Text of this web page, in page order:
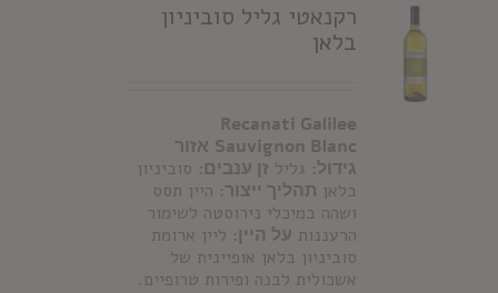
רקנאטי גליל סוביניון
בלאן
Recanati Galilee
Sauvignon Blanc אזור
גידול: גליל זן ענבים: סוביניון
בלאן תהליך ייצור: היין תסס
ושהה במיכלי נירוסטה לשימור
הרעננות על היין: ליין ארומת
סוביניון בלאן אופיינית של
אשכולית לבנה ופירות טרופיים.